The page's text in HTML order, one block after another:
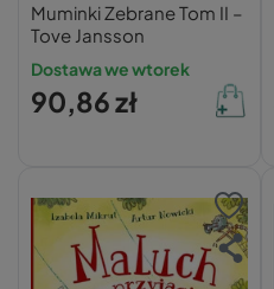
Muminki Zebrane Tom II –
Tove Jansson
Dostawa we wtorek
90,86 zł